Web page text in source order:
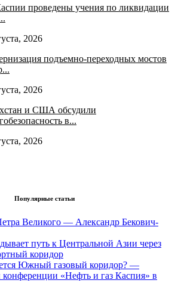
проведены учения по ликвидации
2026
подъемно-переходных мостов
2026
и США обсудили
в...
2026
Популярные статьи
Великого — Александр Бекович-
путь к Центральной Азии через
коридор
Южный газовый коридор? —
«Нефть и газ Каспия» в